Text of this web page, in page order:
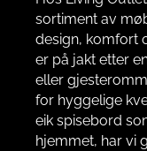
sortiment av
design, komfort
er på jakt etter
eller
for hyggelige
eik spisebord
hjemmet, har vi